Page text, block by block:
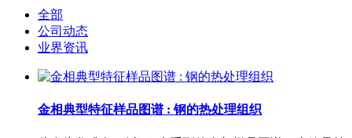
全部
公司动态
业界资讯
金相典型特征样品图谱 : 钢的热处理组织